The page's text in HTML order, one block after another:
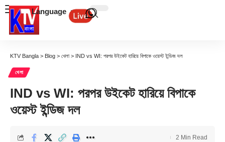
Language
KTV Bangla > Blog > খেলা > IND vs WI: পরপর উইকেট হারিয়ে বিপাকে ওয়েস্ট ইন্ডিজ দল
খেলা
IND vs WI: পরপর উইকেট হারিয়ে বিপাকে
ওয়েস্ট ইন্ডিজ দল
2 Min Read